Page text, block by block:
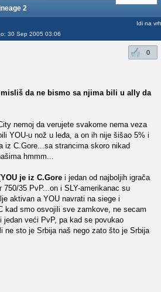
2
30 Sep 2005 03:06
Idi na vrh
0
da ne bismo sa njima bili u ally da
nemoj da verujete svakome nema veza
YOU-u nož u leđa, a on ih nije šišao 5% i
iz C.Gore...sa strancima skoro nikad
hmmm...
YOU je iz C.Gore i jedan od najboljih igrača
35 PvP...on i SLY-amerikanac su
aktivan a YOU navrati na siege i
kad smo osvojili sve zamkove, ne secam
veći PvP, pa kad se povukao
ne sto je Srbija naš nego zato što je Srbija